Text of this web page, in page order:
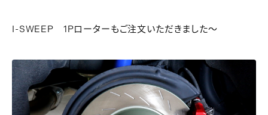
I-SWEEP 1Pローターもご注文いただきました～